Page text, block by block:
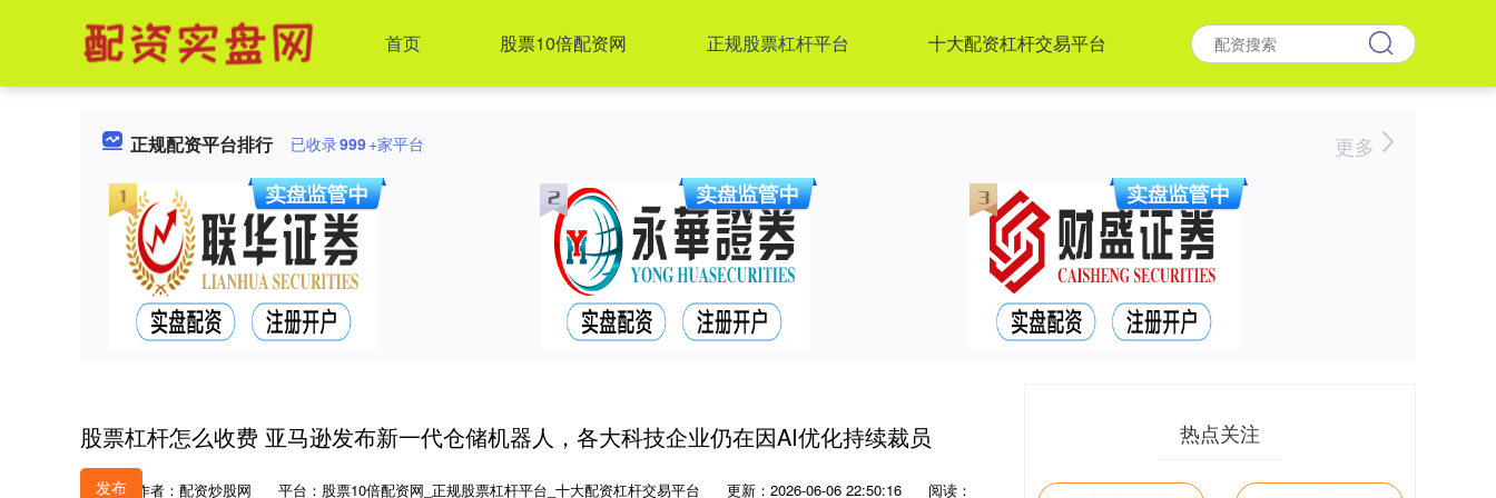
首页 股票10倍配资网 正规股票杠杆平台 十大配资杠杆交易平台
正规配资平台排行 已收录999+家平台 更多
股票杠杆怎么收费 亚马逊发布新一代仓储机器人，各大科技企业仍在因AI优化持续裁员
发布 作者：配资炒股网 平台：股票10倍配资网_正规股票杠杆平台_十大配资杠杆交易平台 更新：2026-06-06 22:50:16 阅读：
热点关注